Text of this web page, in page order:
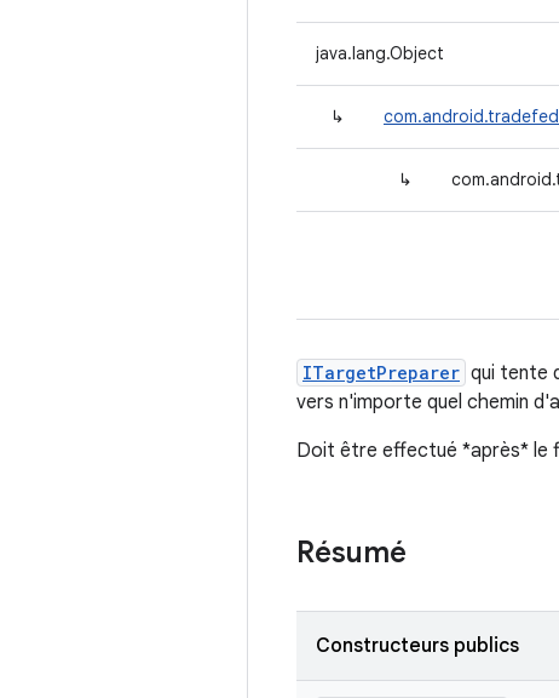
java.lang.Object
↳
↳
ITargetPreparer qui tente
vers n'importe quel chemin
Doit être effectué *après* le
Résumé
Constructeurs publics